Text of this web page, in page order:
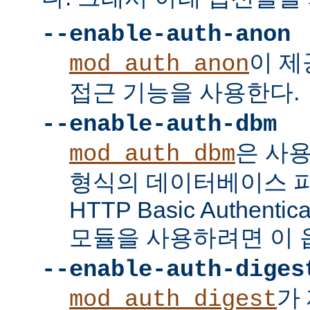
--enable-auth-anon
mod_auth_anon이
접근 기능을 사용한다.
--enable-auth-dbm
mod_auth_dbm은 사
형식의 데이터베이스
HTTP Basic
모듈을 사용하려면 이
--enable-auth-
mod_auth_digest가